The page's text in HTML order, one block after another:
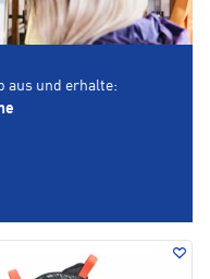
aus und erhalte: